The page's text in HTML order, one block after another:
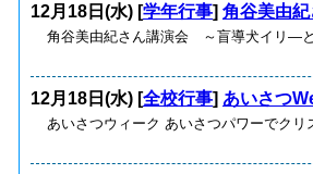
12月18日(水) [学年行事] 角谷美由
角谷美由紀さん講演会 ～盲導犬イリ
12月18日(水) [全校行事] あいさつ
あいさつウィーク あいさつパワーで